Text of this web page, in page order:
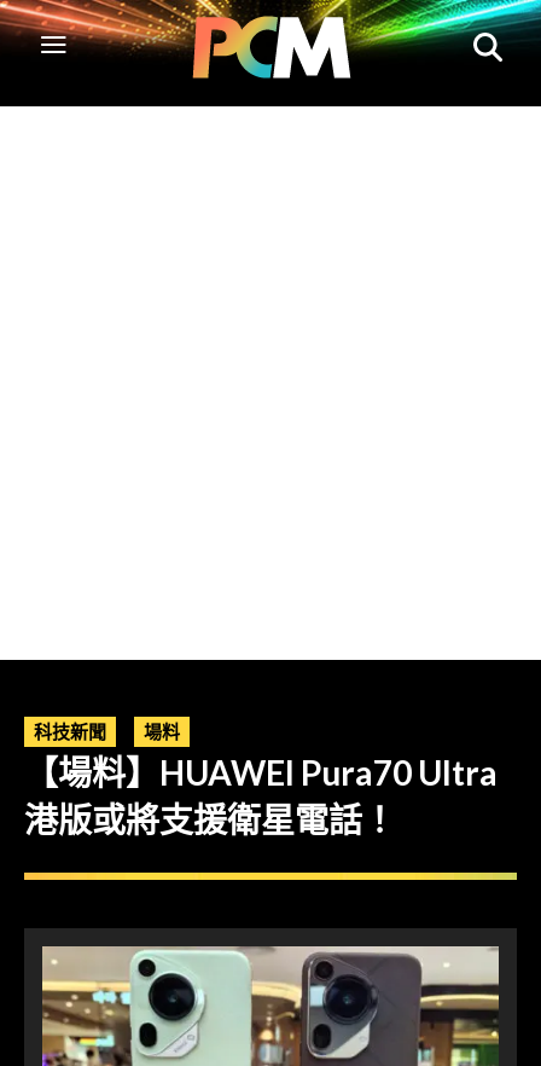
科技新聞 場料
【場料】HUAWEI Pura70 Ultra
港版或將支援衛星電話！